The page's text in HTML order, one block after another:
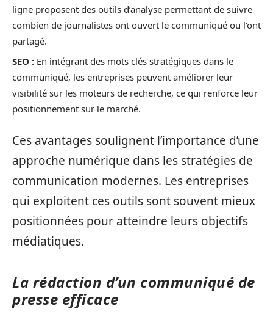
ligne proposent des outils d’analyse permettant de suivre
combien de journalistes ont ouvert le communiqué ou l’ont
partagé.
SEO : En intégrant des mots clés stratégiques dans le
communiqué, les entreprises peuvent améliorer leur
visibilité sur les moteurs de recherche, ce qui renforce leur
positionnement sur le marché.
Ces avantages soulignent l’importance d’une
approche numérique dans les stratégies de
communication modernes. Les entreprises
qui exploitent ces outils sont souvent mieux
positionnées pour atteindre leurs objectifs
médiatiques.
La rédaction d’un communiqué de
presse efficace